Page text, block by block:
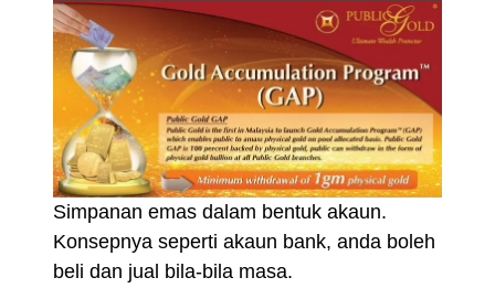
Simpanan emas dalam bentuk akaun.
Konsepnya seperti akaun bank, anda boleh
beli dan jual bila-bila masa.